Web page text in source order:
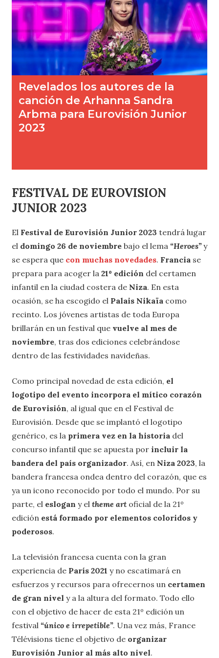
FESTIVAL DE EUROVISION
JUNIOR 2023
El Festival de Eurovisión Junior 2023 tendrá lugar
el domingo 26 de noviembre bajo el lema “Heroes”y
se espera que con muchas novedades. Francia se
prepara para acoger la 21º edición del certamen
infantil en la ciudad costera de Niza. En esta
ocasión, se ha escogido el Palais Nikaïa como
recinto. Los jóvenes artistas de toda Europa
brillarán en un festival que vuelve al mes de
noviembre, tras dos ediciones celebrándose
dentro de las festividades navideñas.
Como principal novedad de esta edición, el
logotipo del evento incorpora el mítico corazón
de Eurovisión, al igual que en el Festival de
Eurovisión. Desde que se implantó el logotipo
genérico, es la primera vez en la historia del
concurso infantil que se apuesta por incluir la
bandera del país organizador. Así, en Niza 2023, la
bandera francesa ondea dentro del corazón, que es
ya un icono reconocido por todo el mundo. Por su
parte, el eslogan y el theme art oficial de la 21º
edición está formado por elementos coloridos y
poderosos.
La televisión francesa cuenta con la gran
experiencia de París 2021 y no escatimará en
esfuerzos y recursos para ofrecernos un certamen
de gran nivel y a la altura del formato. Todo ello
con el objetivo de hacer de esta 21º edición un
festival “único e irrepetible”. Una vez más, France
Télévisions tiene el objetivo de organizar
Eurovisión Junior al más alto nivel.